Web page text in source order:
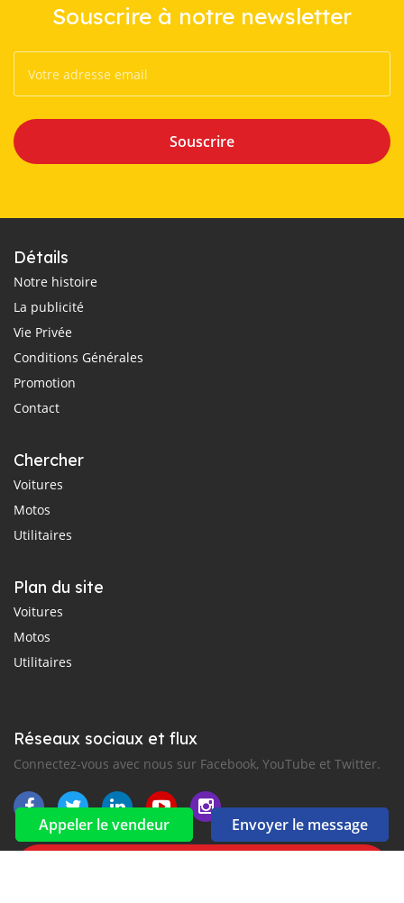
Appeler le vendeur Envoyer le message
Souscrire à notre newsletter
Souscrire
Détails
Notre histoire
La publicité
Vie Privée
Conditions Générales
Promotion
Contact
Chercher
Voitures
Motos
Utilitaires
Plan du site
Voitures
Motos
Utilitaires
Réseaux sociaux et flux
Connectez-vous avec nous sur Facebook, YouTube et Twitter.